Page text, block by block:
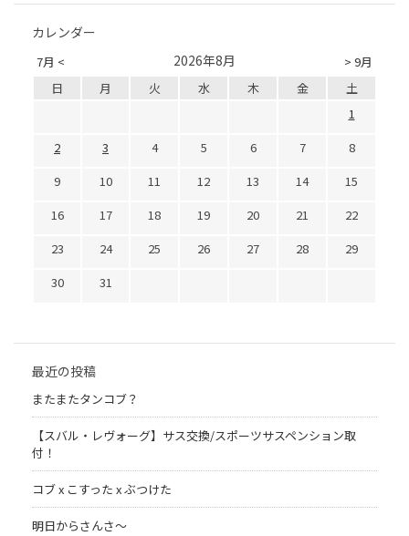
カレンダー
7月 < > 9月
2026年8月
日 月 火 水 木 金
土
1
2
3 4 5 6 7
8
9
10 11 12 13 14
15
16
17 18 19 20 21
22
23
24 25 26 27 28
29
30
31
最近の投稿
またまたタンコブ？
【スバル・レヴォーグ】サス交換/スポーツサスペンション取
付！
コブ x こすった x ぶつけた
明日からさんさ〜